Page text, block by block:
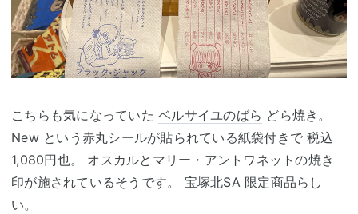
こちらも気になっていた ベルサイユのばら どら焼き。
New という赤丸シールが貼られている紙袋付きで 税込
1,080円也。 オスカルと マリー・アントワネットの焼き
印が施されているそうです。 宝塚北SA 限定商品らし
い。